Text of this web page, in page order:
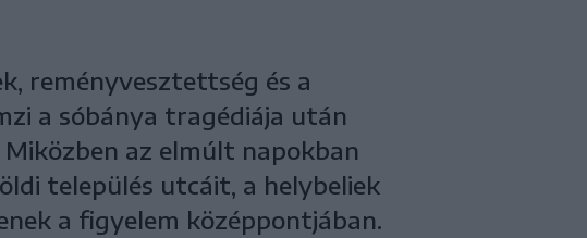
reményvesztettség és a
a sóbánya tragédiája után
az elmúlt napokban
település utcáit, a helybeliek
a figyelem középpontjában.